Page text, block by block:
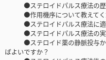
●ステロイドパルス療法の歴
●作用機序について教えてく
●ステロイドパルス療法に適
●ステロイドパルス療法の実
●ステロイド薬の静脈投与か
ばよいですか？